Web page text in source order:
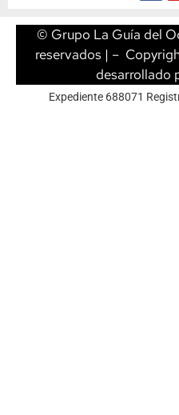
© Grupo La Guía del
reservados | –
desarrollado
Expediente 688071